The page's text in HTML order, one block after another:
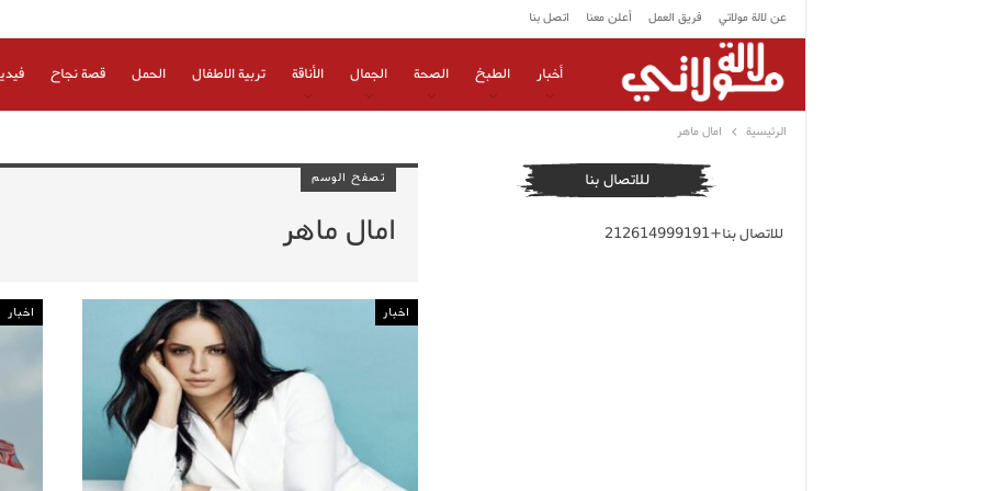
عن لالة مولاتي فريق العمل أعلن معنا اتصل بنا
أخبار الطبخ الصحة الجمال الأناقة تربية الاطفال الحمل قصة نجاح
الرئيسية امال ماهر
تصفح الوسم
امال ماهر
اخبار اخبار
للاتصال بنا
للاتصال بنا+212614999191